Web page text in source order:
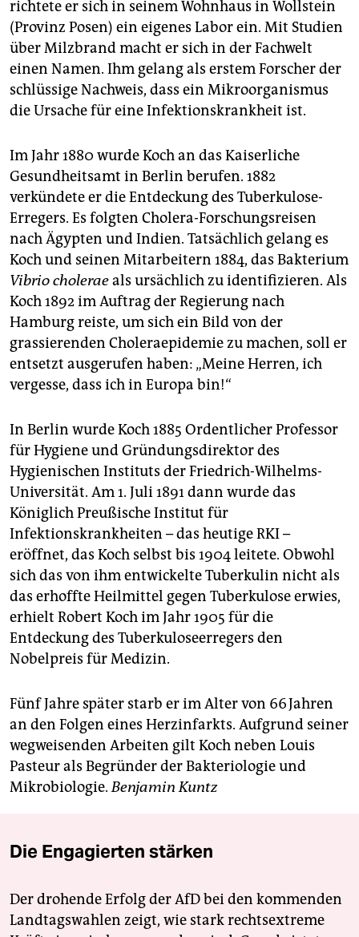
richtete er sich in seinem Wohnhaus in Wollstein
(Provinz Posen) ein eigenes Labor ein. Mit Studien
über Milzbrand macht er sich in der Fachwelt
einen Namen. Ihm gelang als erstem Forscher der
schlüssige Nachweis, dass ein Mikroorganismus
die Ursache für eine Infektionskrankheit ist.
Im Jahr 1880 wurde Koch an das Kaiserliche
Gesundheitsamt in Berlin berufen. 1882
verkündete er die Entdeckung des Tuberkulose-
Erregers. Es folgten Cholera-Forschungsreisen
nach Ägypten und Indien. Tatsächlich gelang es
Koch und seinen Mitarbeitern 1884, das Bakterium
Vibrio choleraeals ursächlich zu identifizieren. Als
Koch 1892 im Auftrag der Regierung nach
Hamburg reiste, um sich ein Bild von der
grassierenden Choleraepidemie zu machen, soll er
entsetzt ausgerufen haben: „Meine Herren, ich
vergesse, dass ich in Europa bin!“
In Berlin wurde Koch 1885 Ordentlicher Professor
für Hygiene und Gründungsdirektor des
Hygienischen Instituts der Friedrich-Wilhelms-
Universität. Am 1. Juli 1891 dann wurde das
Königlich Preußische Institut für
Infektionskrankheiten – das heutige RKI –
eröffnet, das Koch selbst bis 1904 leitete. Obwohl
sich das von ihm entwickelte Tuberkulin nicht als
das erhoffte Heilmittel gegen Tuberkulose erwies,
erhielt Robert Koch im Jahr 1905 für die
Entdeckung des Tuberkuloseerregers den
Nobelpreis für Medizin.
Fünf Jahre später starb er im Alter von 66 Jahren
an den Folgen eines Herzinfarkts. Aufgrund seiner
wegweisenden Arbeiten gilt Koch neben Louis
Pasteur als Begründer der Bakteriologie und
Mikrobiologie.Benjamin Kuntz
Die Engagierten stärken
Der drohende Erfolg der AfD bei den kommenden
Landtagswahlen zeigt, wie stark rechtsextreme